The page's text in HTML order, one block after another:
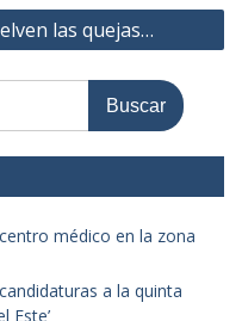
las quejas…
médico en la zona
a la quinta
Este’